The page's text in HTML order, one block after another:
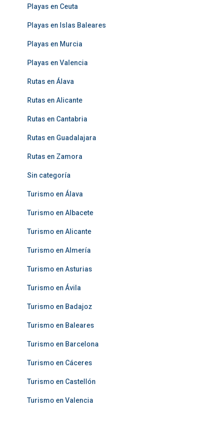
Playas en Ceuta
Playas en Islas Baleares
Playas en Murcia
Playas en Valencia
Rutas en Álava
Rutas en Alicante
Rutas en Cantabria
Rutas en Guadalajara
Rutas en Zamora
Sin categoría
Turismo en Álava
Turismo en Albacete
Turismo en Alicante
Turismo en Almería
Turismo en Asturias
Turismo en Ávila
Turismo en Badajoz
Turismo en Baleares
Turismo en Barcelona
Turismo en Cáceres
Turismo en Castellón
Turismo en Valencia